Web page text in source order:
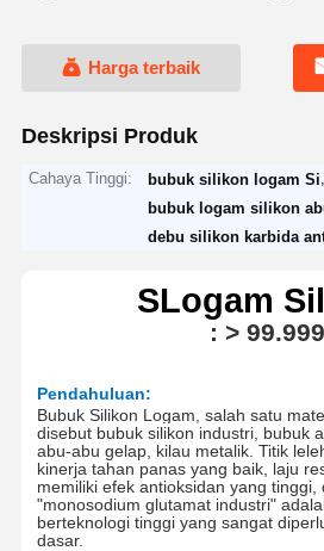
Harga terbaik
Deskripsi Produk
Cahaya Tinggi: bubuk silikon logam Si
bubuk logam silikon
debu silikon karbida
SLogam
: > 99.999
Pendahuluan:
Bubuk Silikon Logam, salah satu
disebut bubuk silikon industri, bubuk
abu-abu gelap, kilau metalik. Titik
kinerja tahan panas yang baik, laju
memiliki efek antioksidan yang tinggi,
"monosodium glutamat industri"
berteknologi tinggi yang sangat
dasar.